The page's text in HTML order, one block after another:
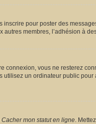
pour poster des
membres, l’adhésion à
connexion, vous ne resterez
un ordinateur public
Cacher mon statut en ligne.